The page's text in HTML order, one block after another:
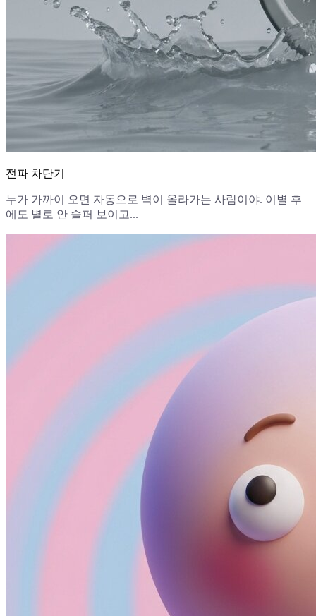
전파 차단기
누가 가까이 오면 자동으로 벽이 올라가는 사람이야. 이별 후
에도 별로 안 슬퍼 보이고...